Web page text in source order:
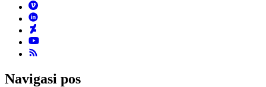
Navigasi pos